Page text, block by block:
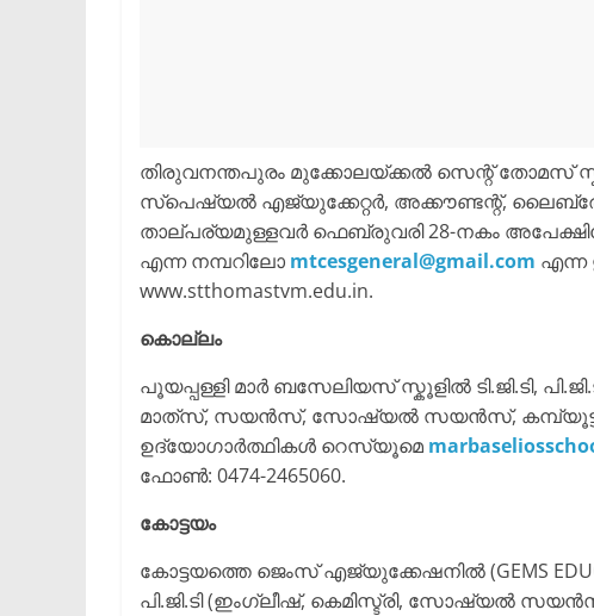
തിരുവനന്തപുരം മുക്കോലയ്ക്കൽ സെന്റ് തോമസ്
സ്പെഷ്യൽ എജ്യുക്കേറ്റർ, അക്കൗണ്ടന്റ്,
താല്പര്യമുള്ളവർ ഫെബ്രുവരി 28-നകം
എന്ന നമ്പറിലോ mtcesgeneral@gmail.com എന്ന
www.stthomastvm.edu.in.
കൊല്ലം
പൂയപ്പള്ളി മാർ ബസേലിയസ് സ്കൂളിൽ ടി.ജി.ടി,
മാത്‌സ്, സയൻസ്, സോഷ്യൽ സയൻസ്, കമ്പ്യൂട്ടർ
ഉദ്യോഗാർത്ഥികൾ റെസ്യൂമെ
ഫോൺ: 0474-2465060.
കോട്ടയം
കോട്ടയത്തെ ജെംസ് എജ്യുക്കേഷനിൽ (GEMS
പി.ജി.ടി (ഇംഗ്ലീഷ്, കെമിസ്ട്രി, സോഷ്യൽ